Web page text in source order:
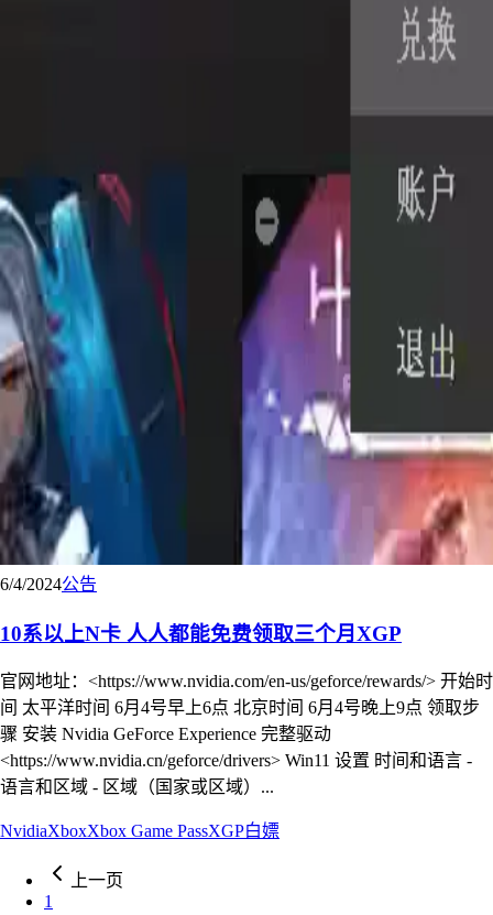
6/4/2024公告
10系以上N卡 人人都能免费领取三个月XGP
官网地址：<https://www.nvidia.com/en-us/geforce/rewards/> 开始时
间 太平洋时间 6月4号早上6点 北京时间 6月4号晚上9点 领取步
骤 安装 Nvidia GeForce Experience 完整驱动
<https://www.nvidia.cn/geforce/drivers> Win11 设置 时间和语言 -
语言和区域 - 区域（国家或区域）...
NvidiaXboxXbox Game PassXGP白嫖
上一页
1